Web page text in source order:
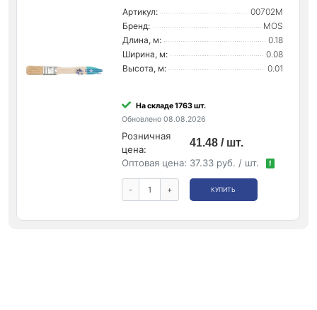
Артикул:
00702М
Бренд:
MOS
Длина, м:
0.18
Ширина, м:
0.08
Высота, м:
0.01
На складе 1763 шт.
Обновлено 08.08.2026
Розничная
цена:
41.48 / шт.
Оптовая цена: 37.33 руб. / шт. !
- + КУПИТЬ